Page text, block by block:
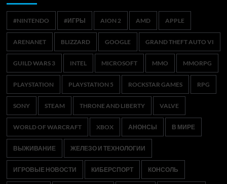
#NINTENDO #ИГРЫ AION 2 AMD APPLE
ARENANET BLIZZARD GOOGLE GRAND THEFT AUTO VI
GUILD WARS 3 INTEL MICROSOFT MMO MMORPG
PLAYSTATION PLAYSTATION 5 ROCKSTAR GAMES RPG
SONY STEAM THRONE AND LIBERTY VALVE
WORLD OF WARCRAFT XBOX АНОНСЫ В МИРЕ
ВЫЖИВАНИЕ ЖЕЛЕЗО И ТЕХНОЛОГИИ
ИГРОВЫЕ НОВОСТИ КИБЕРСПОРТ КОНСОЛЬ